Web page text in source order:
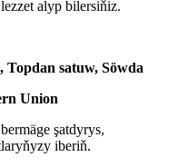
alyp bilersiňiz.
satuw, Söwda
Union
şatdyrys,
iberiň.